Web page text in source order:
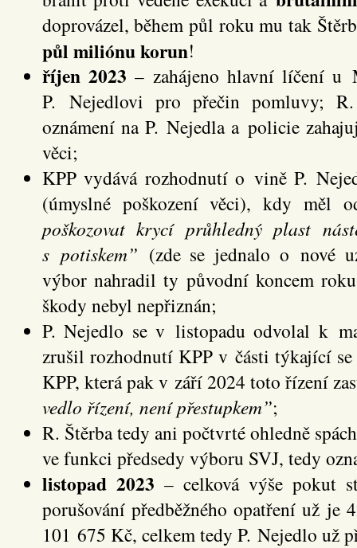
doprovázel, během půl roku mu tak
půl miliónu korun!
říjen 2023 – zahájeno hlavní líčení u
P. Nejedlovi pro přečin pomluvy;
oznámení na P. Nejedla a policie
věci;
KPP vydává rozhodnutí o vině P.
(úmyslné poškození věci), kdy měl
poškozovat krycí průhledný plast
s potiskem” (zde se jednalo o nové
výbor nahradil ty původní koncem
škody nebyl nepřiznán;
P. Nejedlo se v listopadu odvolal k
zrušil rozhodnutí KPP v části týkající
KPP, která pak v září 2024 toto řízení
vedlo řízení, není přestupkem”;
R. Štěrba tedy ani počtvrté ohledně
ve funkci předsedy výboru SVJ, tedy
listopad 2023 – celková výše pokut
porušování předběžného opatření už
101 675 Kč, celkem tedy P. Nejedlo už